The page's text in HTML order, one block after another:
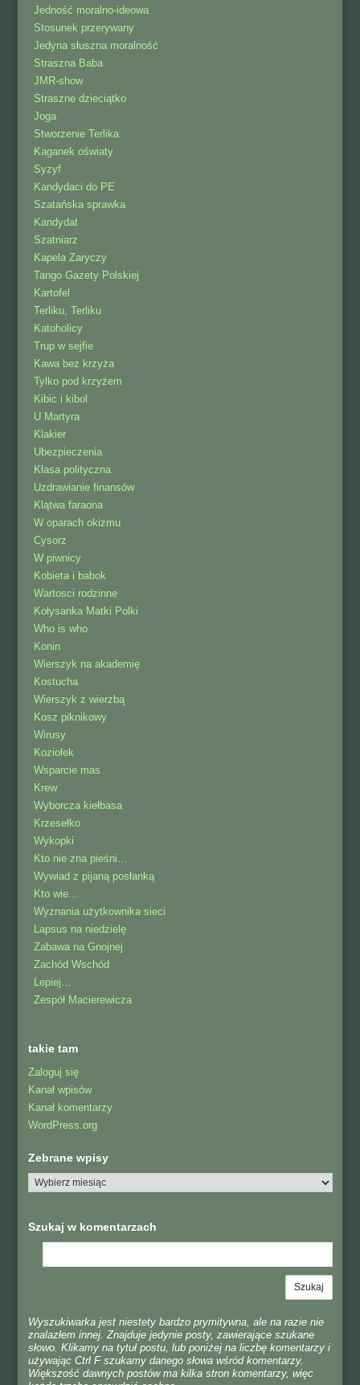
Jedność moralno-ideowa
Stosunek przerywany
Jedyna słuszna moralność
Straszna Baba
JMR-show
Straszne dzieciątko
Joga
Stworzenie Terlika
Kaganek oświaty
Syzyf
Kandydaci do PE
Szatańska sprawka
Kandydat
Szatniarz
Kapela Zaryczy
Tango Gazety Polskiej
Kartofel
Terliku, Terliku
Katoholicy
Trup w sejfie
Kawa bez krzyża
Tylko pod krzyżem
Kibic i kibol
U Martyra
Klakier
Ubezpieczenia
Klasa polityczna
Uzdrawianie finansów
Klątwa faraona
W oparach okizmu
Cysorz
W piwnicy
Kobieta i babok
Wartosci rodzinne
Kołysanka Matki Polki
Who is who
Konin
Wierszyk na akademię
Kostucha
Wierszyk z wierzbą
Kosz piknikowy
Wirusy
Koziołek
Wsparcie mas
Krew
Wyborcza kiełbasa
Krzesełko
Wykopki
Kto nie zna pieśni…
Wywiad z pijaną posłanką
Kto wie…
Wyznania użytkownika sieci
Lapsus na niedzielę
Zabawa na Gnojnej
Zachód Wschód
Lepiej…
Zespół Macierewicza
takie tam
Zaloguj się
Kanał wpisów
Kanał komentarzy
WordPress.org
Zebrane wpisy
Szukaj w komentarzach
Wyszukiwarka jest niestety bardzo prymitywna, ale na razie nie
znalazłem innej. Znajduje jedynie posty, zawierające szukane
słowo. Klikamy na tytuł postu, lub poniżej na liczbę komentarzy i
używając Ctrl F szukamy danego słowa wśród komentarzy.
Większość dawnych postów ma kilka stron komentarzy, więc